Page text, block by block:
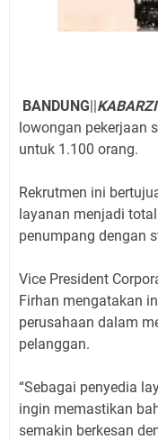
BANDUNG||
lowongan pekerjaan
untuk 1.100 orang.
Rekrutmen ini
layanan menjadi
penumpang dengan
Vice President
Firhan mengatakan
perusahaan dalam
pelanggan.
“Sebagai penyedia
ingin memastikan
semakin berkesan